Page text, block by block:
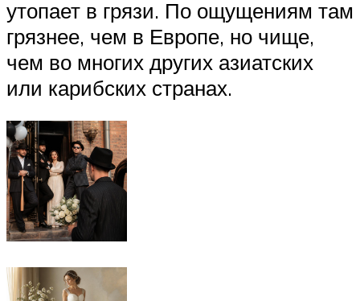
утопает в грязи. По ощущениям там
грязнее, чем в Европе, но чище,
чем во многих других азиатских
или карибских странах.